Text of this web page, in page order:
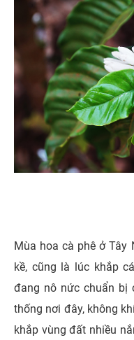
Mùa hoa cà phê ở Tây
kề, cũng là lúc khắp
đang nô nức chuẩn bị
thống nơi đây, không
khắp vùng đất nhiều